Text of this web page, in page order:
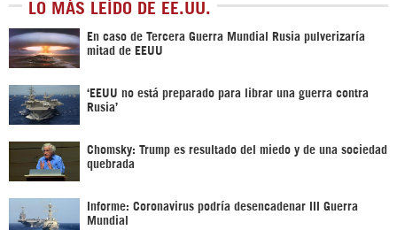
LO MÁS LEÍDO DE EE.UU.
En caso de Tercera Guerra Mundial Rusia pulverizaría
mitad de EEUU
‘EEUU no está preparado para librar una guerra contra
Rusia’
Chomsky: Trump es resultado del miedo y de una sociedad
quebrada
Informe: Coronavirus podría desencadenar III Guerra
Mundial